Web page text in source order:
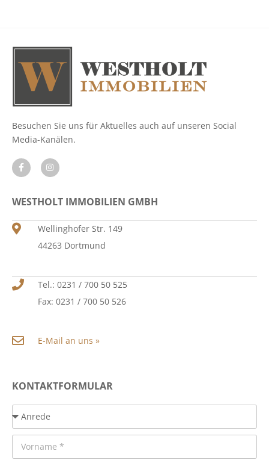
Besuchen Sie uns für Aktuelles auch auf unseren Social
Media-Kanälen.
WESTHOLT IMMOBILIEN GMBH
Wellinghofer Str. 149
44263 Dortmund
Tel.: 0231 / 700 50 525
Fax: 0231 / 700 50 526
E-Mail an uns »
KONTAKTFORMULAR